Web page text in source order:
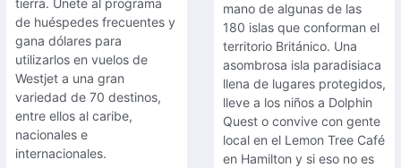
tierra. Únete al programa
de huéspedes frecuentes y
gana dólares para
utilizarlos en vuelos de
Westjet a una gran
variedad de 70 destinos,
entre ellos al caribe,
nacionales e
internacionales.
mano de algunas de las
180 islas que conforman el
territorio Británico. Una
asombrosa isla paradisiaca
llena de lugares protegidos,
lleve a los niños a Dolphin
Quest o convive con gente
local en el Lemon Tree Café
en Hamilton y si eso no es